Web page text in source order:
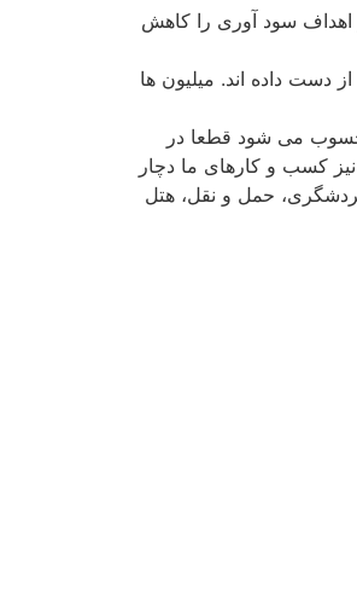
اهداف سود آوری را کاهش
به 2630 نفر جان خود را در اثر این بیماری از دست داده اند. میلیون ها
می شود قطعا در
داشت و در بخش داخلی نیز کسب و کارهای ما دچار
حمل و نقل، هتل